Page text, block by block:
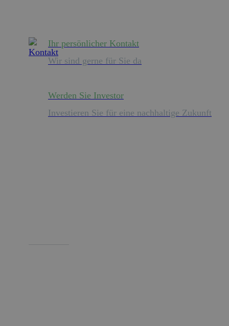
Ihr persönlicher Kontakt
Wir sind gerne für Sie da
Werden Sie Investor
Investieren Sie für eine nachhaltige Zukunft